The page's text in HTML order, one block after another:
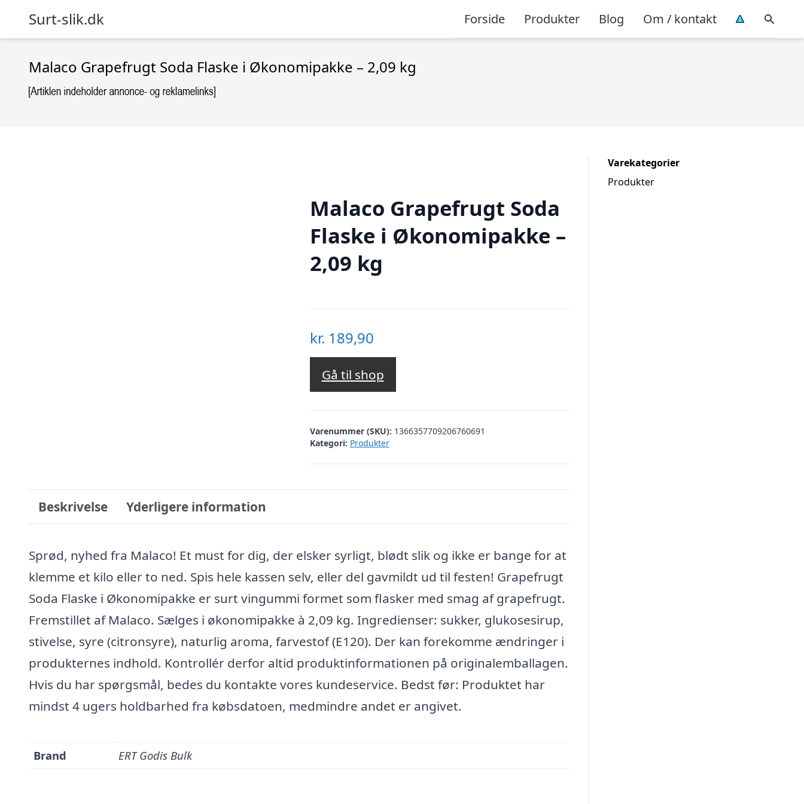
Surt-slik.dk Forside Produkter Blog Om / kontakt
Malaco Grapefrugt Soda Flaske i Økonomipakke – 2,09 kg
Malaco Grapefrugt Soda
Flaske i Økonomipakke –
2,09 kg
kr. 189,90
Gå til shop
Varenummer (SKU): 1366357709206760691
Kategori: Produkter
Beskrivelse Yderligere information
Sprød, nyhed fra Malaco! Et must for dig, der elsker syrligt, blødt slik og ikke er bange for at
klemme et kilo eller to ned. Spis hele kassen selv, eller del gavmildt ud til festen! Grapefrugt
Soda Flaske i Økonomipakke er surt vingummi formet som flasker med smag af grapefrugt.
Fremstillet af Malaco. Sælges i økonomipakke à 2,09 kg. Ingredienser: sukker, glukosesirup,
stivelse, syre (citronsyre), naturlig aroma, farvestof (E120). Der kan forekomme ændringer i
produkternes indhold. Kontrollér derfor altid produktinformationen på originalemballagen.
Hvis du har spørgsmål, bedes du kontakte vores kundeservice. Bedst før: Produktet har
mindst 4 ugers holdbarhed fra købsdatoen, medmindre andet er angivet.
Brand ERT Godis Bulk
Varekategorier
Produkter